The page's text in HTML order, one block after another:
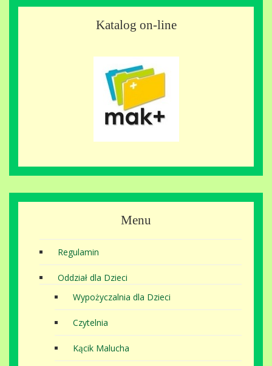
Katalog on-line
Menu
Regulamin
Oddział dla Dzieci
Wypożyczalnia dla Dzieci
Czytelnia
Kącik Malucha